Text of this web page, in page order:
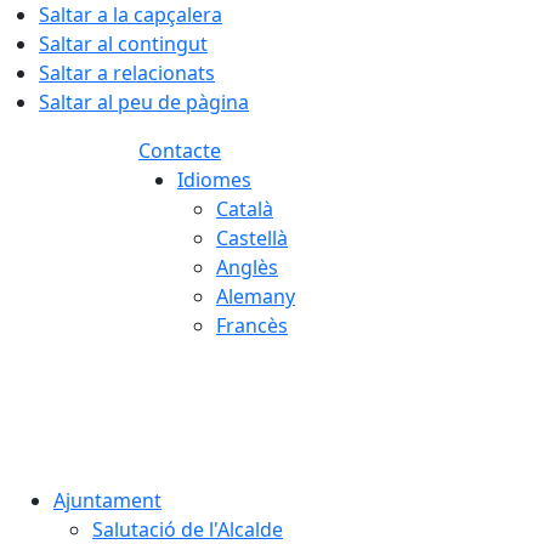
Saltar a la capçalera
Saltar al contingut
Saltar a relacionats
Saltar al peu de pàgina
Contacte
Idiomes
Català
Castellà
Anglès
Alemany
Francès
Ajuntament
Salutació de l'Alcalde